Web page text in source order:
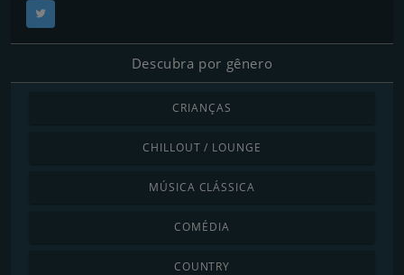
Descubra por gênero
CRIANÇAS
CHILLOUT / LOUNGE
MÚSICA CLÁSSICA
COMÉDIA
COUNTRY